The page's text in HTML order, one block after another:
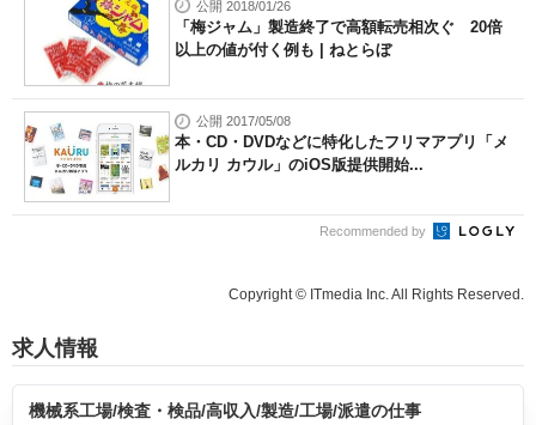
公開 2018/01/26
「梅ジャム」製造終了で高額転売相次ぐ 20倍
以上の値が付く例も | ねとらぼ
公開 2017/05/08
本・CD・DVDなどに特化したフリマアプリ「メ
ルカリ カウル」のiOS版提供開始...
Recommended by
Copyright © ITmedia Inc. All Rights Reserved.
求人情報
機械系工場/検査・検品/高収入/製造/工場/派遣の仕事